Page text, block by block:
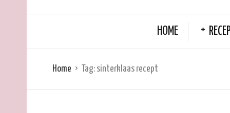
HOME
Home Tag: sinterklaas recept